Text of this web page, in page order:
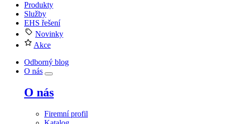
Produkty
Služby
EHS řešení
Novinky
Akce
Odborný blog
O nás
O nás
Firemní profil